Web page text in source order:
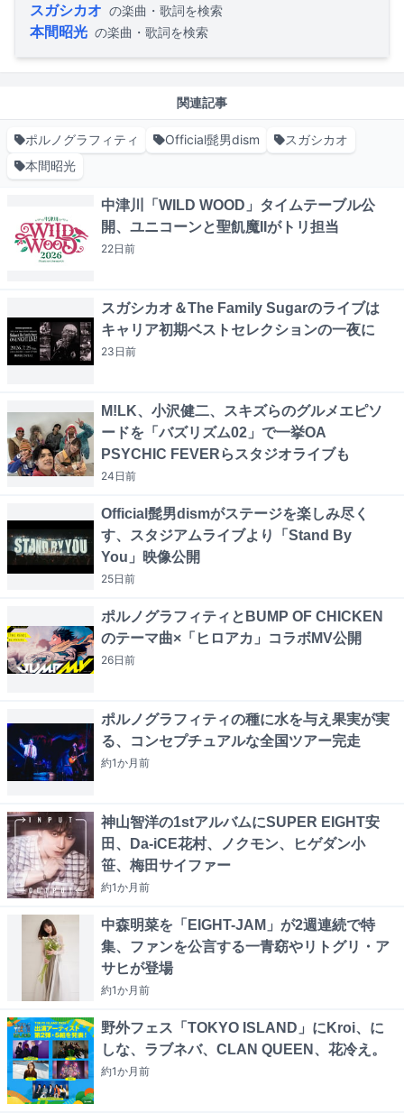
スガシカオ の楽曲・歌詞を検索
本間昭光 の楽曲・歌詞を検索
関連記事
ポルノグラフィティ Official髭男dism
スガシカオ
本間昭光
中津川「WILD WOOD」タイムテーブル公
開、ユニコーンと聖飢魔IIがトリ担当
22日前
スガシカオ＆The Family Sugarのライブは
キャリア初期ベストセレクションの一夜に
23日前
M!LK、小沢健二、スキズらのグルメエピソ
ードを「バズリズム02」で一挙OA
PSYCHIC FEVERらスタジオライブも
24日前
Official髭男dismがステージを楽しみ尽く
す、スタジアムライブより「Stand By
You」映像公開
25日前
ポルノグラフィティとBUMP OF CHICKEN
のテーマ曲×「ヒロアカ」コラボMV公開
26日前
ポルノグラフィティの種に水を与え果実が実
る、コンセプチュアルな全国ツアー完走
約1か月前
神山智洋の1stアルバムにSUPER EIGHT安
田、Da-iCE花村、ノクモン、ヒゲダン小
笹、梅田サイファー
約1か月前
中森明菜を「EIGHT-JAM」が2週連続で特
集、ファンを公言する一青窈やリトグリ・ア
サヒが登場
約1か月前
野外フェス「TOKYO ISLAND」にKroi、に
しな、ラブネバ、CLAN QUEEN、花冷え。
約1か月前